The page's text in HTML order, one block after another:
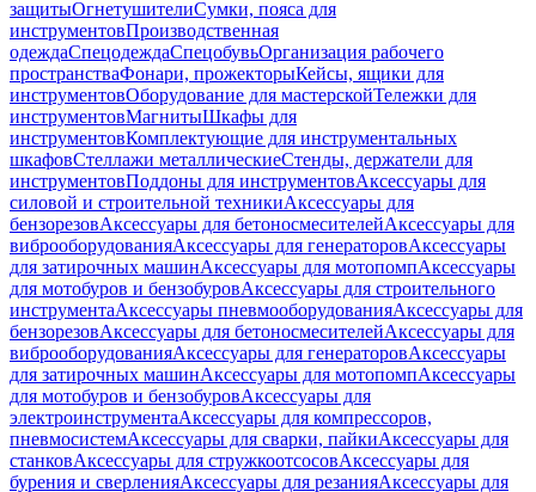
защитыОгнетушителиСумки, пояса для
инструментовПроизводственная
одеждаСпецодеждаСпецобувьОрганизация рабочего
пространстваФонари, прожекторыКейсы, ящики для
инструментовОборудование для мастерскойТележки для
инструментовМагнитыШкафы для
инструментовКомплектующие для инструментальных
шкафовСтеллажи металлическиеСтенды, держатели для
инструментовПоддоны для инструментовАксессуары для
силовой и строительной техникиАксессуары для
бензорезовАксессуары для бетоносмесителейАксессуары для
виброоборудованияАксессуары для генераторовАксессуары
для затирочных машинАксессуары для мотопомпАксессуары
для мотобуров и бензобуровАксессуары для строительного
инструментаАксессуары пневмооборудованияАксессуары для
бензорезовАксессуары для бетоносмесителейАксессуары для
виброоборудованияАксессуары для генераторовАксессуары
для затирочных машинАксессуары для мотопомпАксессуары
для мотобуров и бензобуровАксессуары для
электроинструментаАксессуары для компрессоров,
пневмосистемАксессуары для сварки, пайкиАксессуары для
станковАксессуары для стружкоотсосовАксессуары для
бурения и сверленияАксессуары для резанияАксессуары для